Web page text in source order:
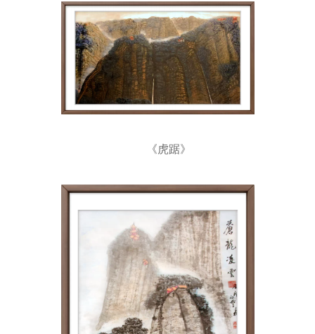
《虎踞》